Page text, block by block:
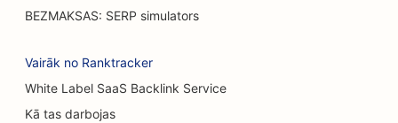
SEO optimizācija grila galdiem
SEO automobiļu mazgātuvēm
BEZMAKSAS: SERP simulators
Vairāk no Ranktracker
White Label SaaS Backlink Service
Kā tas darbojas